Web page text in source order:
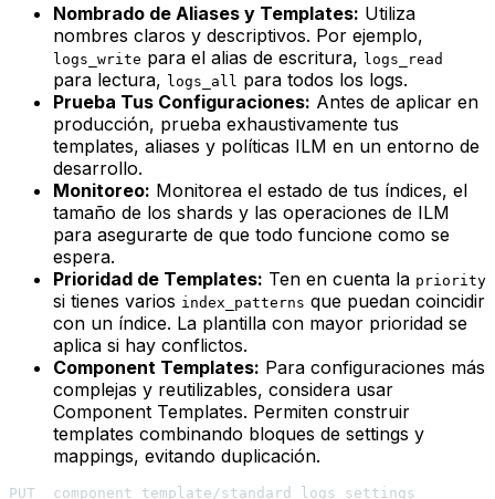
Nombrado de Aliases y Templates: Utiliza
nombres claros y descriptivos. Por ejemplo,
logs_write para el alias de escritura, logs_read
para lectura, logs_all para todos los logs.
Prueba Tus Configuraciones: Antes de aplicar en
producción, prueba exhaustivamente tus
templates, aliases y políticas ILM en un entorno de
desarrollo.
Monitoreo: Monitorea el estado de tus índices, el
tamaño de los shards y las operaciones de ILM
para asegurarte de que todo funcione como se
espera.
Prioridad de Templates: Ten en cuenta la priority
si tienes varios index_patterns que puedan coincidir
con un índice. La plantilla con mayor prioridad se
aplica si hay conflictos.
Component Templates: Para configuraciones más
complejas y reutilizables, considera usar
Component Templates. Permiten construir
templates combinando bloques de settings y
mappings, evitando duplicación.